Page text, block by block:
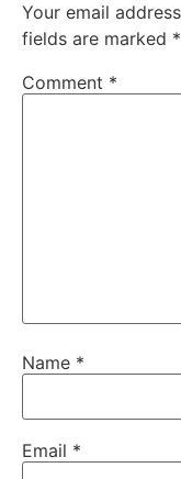
Your email
fields are marked *
Comment *
Name *
Email *